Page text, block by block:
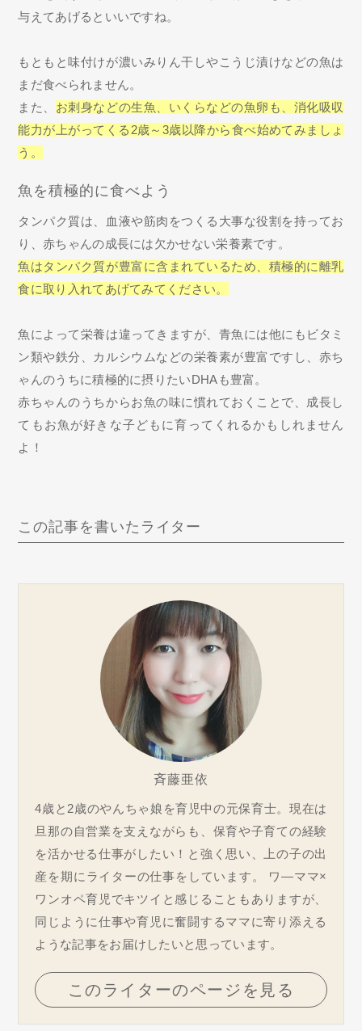
与えてあげるといいですね。
もともと味付けが濃いみりん干しやこうじ漬けなどの魚は
まだ食べられません。
また、 お刺身などの生魚、いくらなどの魚卵も、消化吸収
能力が上がってくる2歳～3歳以降から食べ始めてみましょ
う。
魚を積極的に食べよう
タンパク質は、血液や筋肉をつくる大事な役割を持ってお
り、赤ちゃんの成長には欠かせない栄養素です。
魚はタンパク質が豊富に含まれているため、積極的に離乳
食に取り入れてあげてみてください。
魚によって栄養は違ってきますが、青魚には他にもビタミ
ン類や鉄分、カルシウムなどの栄養素が豊富ですし、赤ち
ゃんのうちに積極的に摂りたいDHAも豊富。
赤ちゃんのうちからお魚の味に慣れておくことで、成長し
てもお魚が好きな子どもに育ってくれるかもしれません
よ！
この記事を書いたライター
斉藤亜依
4歳と2歳のやんちゃ娘を育児中の元保育士。現在は
旦那の自営業を支えながらも、保育や子育ての経験
を活かせる仕事がしたい！と強く思い、上の子の出
産を期にライターの仕事をしています。 ワ―ママ×
ワンオペ育児でキツイと感じることもありますが、
同じように仕事や育児に奮闘するママに寄り添える
ような記事をお届けしたいと思っています。
このライターのページを見る